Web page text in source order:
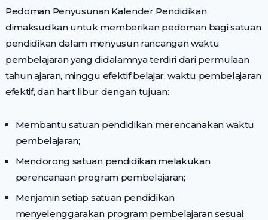
Pedoman Penyusunan Kalender Pendidikan
dimaksudkan untuk memberikan pedoman bagi satuan
pendidikan dalam menyusun rancangan waktu
pembelajaran yang didalamnya terdiri dari permulaan
tahun ajaran, minggu efektif belajar, waktu pembelajaran
efektif, dan hart libur dengan tujuan:
Membantu satuan pendidikan merencanakan waktu
pembelajaran;
Mendorong satuan pendidikan melakukan
perencanaan program pembelajaran;
Menjamin setiap satuan pendidikan
menyelenggarakan program pembelajaran sesuai